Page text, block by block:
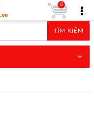
TÌM KIẾM
0